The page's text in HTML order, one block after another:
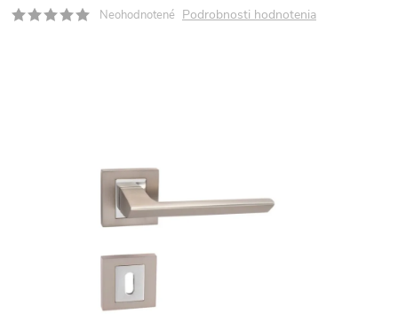
Neohodnotené Podrobnosti hodnotenia